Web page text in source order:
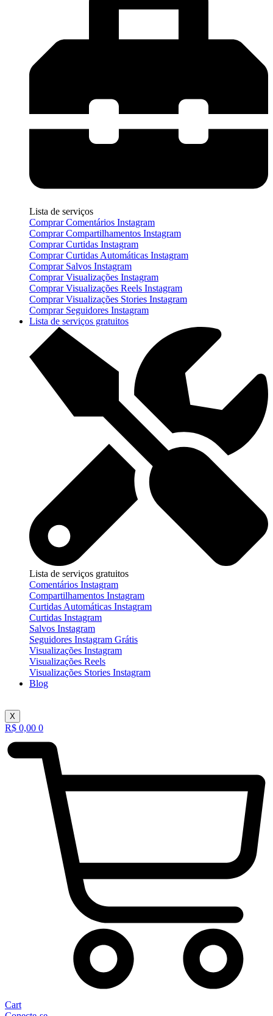
Lista de serviços
Comprar Comentários Instagram
Comprar Compartilhamentos Instagram
Comprar Curtidas Instagram
Comprar Curtidas Automáticas Instagram
Comprar Salvos Instagram
Comprar Visualizações Instagram
Comprar Visualizações Reels Instagram
Comprar Visualizações Stories Instagram
Comprar Seguidores Instagram
Lista de serviços gratuitos
Lista de serviços gratuitos
Comentários Instagram
Compartilhamentos Instagram
Curtidas Automáticas Instagram
Curtidas Instagram
Salvos Instagram
Seguidores Instagram Grátis
Visualizações Instagram
Visualizações Reels
Visualizações Stories Instagram
Blog
X
R$ 0,00 0
Cart